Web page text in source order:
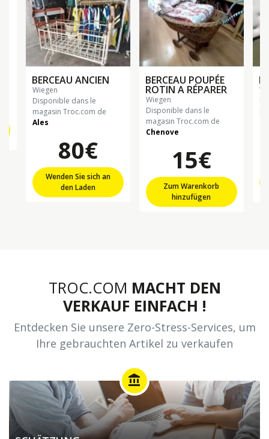
BERCEAU ANCIEN
wiegen
Disponible dans le
magasin Troc.com de
Ales
80€
Wenden Sie sich an
den Laden
BERCEAU POUPÉE
ROTIN A RÉPARER
wiegen
Disponible dans le
magasin Troc.com de
Chenove
15€
Zum Warenkorb
hinzufügen
TROC.COM MACHT DEN
VERKAUF EINFACH !
Entdecken Sie unsere Zero-Stress-Services, um
Ihre gebrauchten Artikel zu verkaufen
account_balance